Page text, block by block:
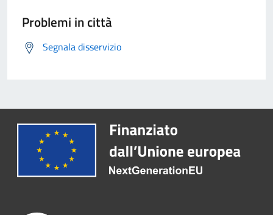
Problemi in città
Segnala disservizio